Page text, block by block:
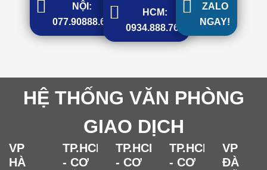
NỘI:
077.90888.68
HCM:
0934.888.768
ZALO
NGAY!
HỆ THỐNG VĂN PHÒNG
GIAO DỊCH
VP
HÀ
TP.HCM
- CƠ
TP.HCM
- CƠ
TP.HCM
- CƠ
VP
ĐÀ